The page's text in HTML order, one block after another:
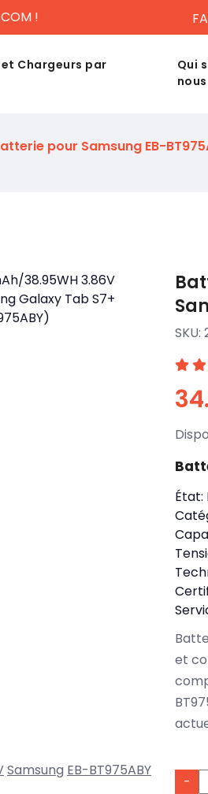
!
Chargeurs par
Qui
nous
pour Samsung EB-
Samsung EB-BT975ABY
SKU:
État:
et
-